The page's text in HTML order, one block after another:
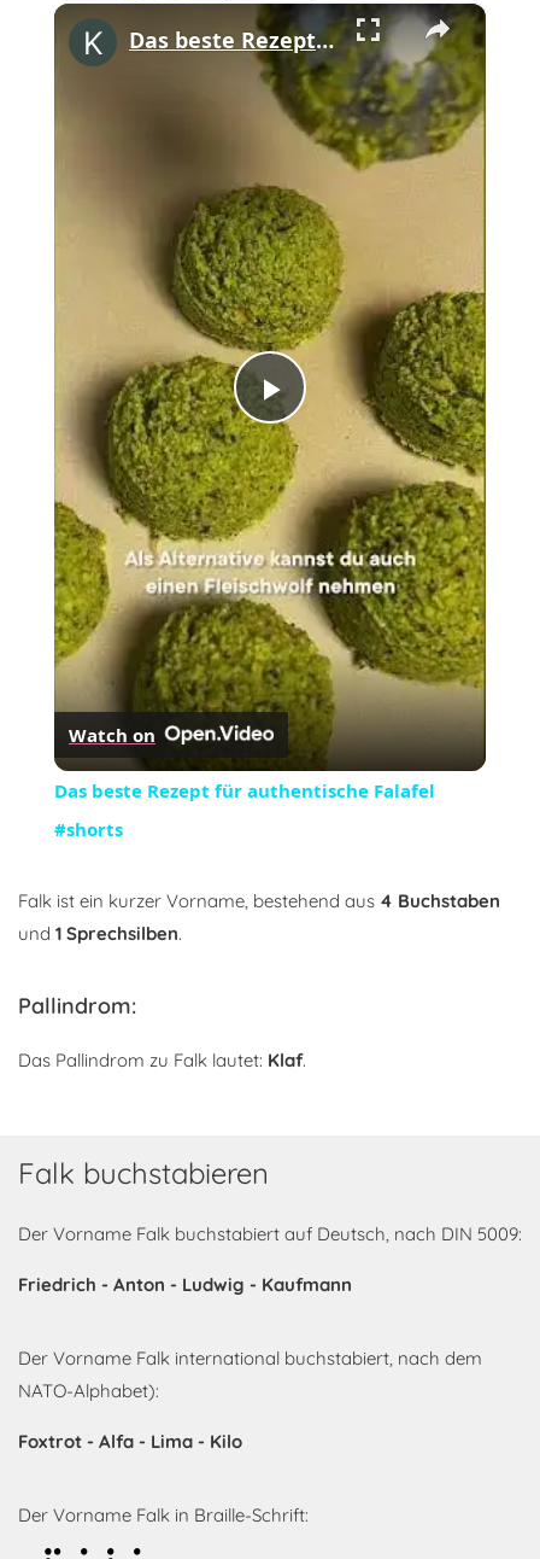
×
Play
Video
Das beste Rezept für authentische Falafel #shorts
Watch on
Das beste Rezept für authentische Falafel
#shorts
Falk ist ein kurzer Vorname, bestehend aus 4 Buchstaben
und 1 Sprechsilben.
Pallindrom:
Das Pallindrom zu Falk lautet: Klaf.
Falk buchstabieren
Der Vorname Falk buchstabiert auf Deutsch, nach DIN 5009:
Friedrich - Anton - Ludwig - Kaufmann
Der Vorname Falk international buchstabiert, nach dem
NATO-Alphabet):
Foxtrot - Alfa - Lima - Kilo
Der Vorname Falk in Braille-Schrift: